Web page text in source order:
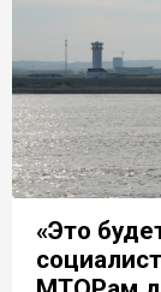
«Это